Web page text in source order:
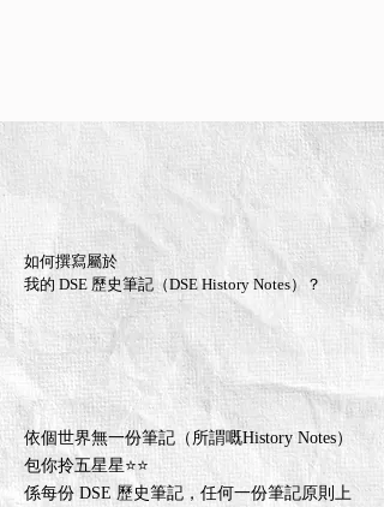
如何撰寫屬於
我的 DSE 歷史筆記（DSE History Notes）？
依個世界無一份筆記（所謂嘅History Notes）
包你拎五星星⭐️⭐️
係每份 DSE 歷史筆記，任何一份筆記原則上